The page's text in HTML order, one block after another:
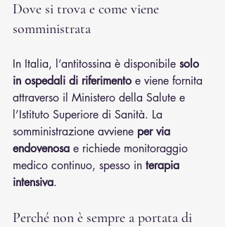
Dove si trova e come viene
somministrata
In Italia, l’antitossina è disponibile solo
in ospedali di riferimento e viene fornita
attraverso il Ministero della Salute e
l’Istituto Superiore di Sanità. La
somministrazione avviene per via
endovenosa e richiede monitoraggio
medico continuo, spesso in terapia
intensiva.
Perché non è sempre a portata di